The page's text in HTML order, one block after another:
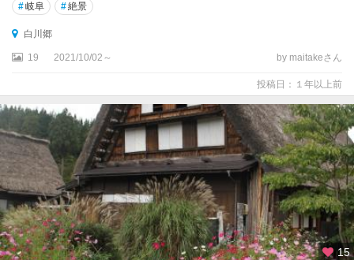
#岐阜 #絶景
白川郷
19 2021/10/02～ by maitakeさん
投稿日：１年以上前
15